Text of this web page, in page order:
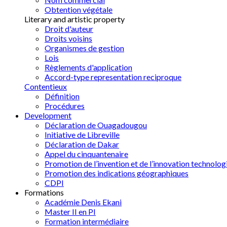
Obtention végétale
Literary and artistic property
Droit d'auteur
Droits voisins
Organismes de gestion
Lois
Règlements d'application
Accord-type representation reciproque
Contentieux
Définition
Procédures
Development
Déclaration de Ouagadougou
Initiative de Libreville
Déclaration de Dakar
Appel du cinquantenaire
Promotion de l’invention et de l’innovation
Promotion des indications géographiques
CDPI
Formations
Académie Denis Ekani
Master II en PI
Formation intermédiaire